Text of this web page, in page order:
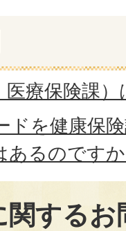
医療保険課
ドを健康保
あるのです
関する